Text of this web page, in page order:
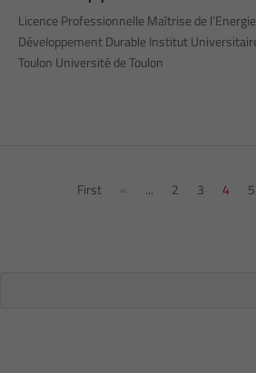
Licence Professionnelle Maîtrise de
Développement Durable Institut
Toulon Université de Toulon
First
« ... 2 3 4 5